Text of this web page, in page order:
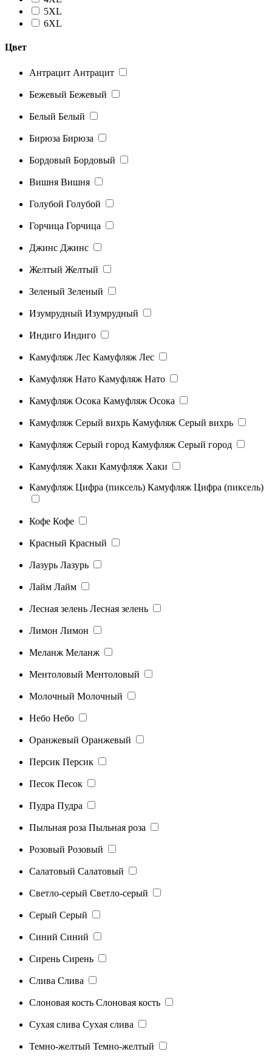
5XL
6XL
Цвет
Антрацит Антрацит
Бежевый Бежевый
Белый Белый
Бирюза Бирюза
Бордовый Бордовый
Вишня Вишня
Голубой Голубой
Горчица Горчица
Джинс Джинс
Желтый Желтый
Зеленый Зеленый
Изумрудный Изумрудный
Индиго Индиго
Камуфляж Лес Камуфляж Лес
Камуфляж Нато Камуфляж Нато
Камуфляж Осока Камуфляж Осока
Камуфляж Серый вихрь Камуфляж Серый вихрь
Камуфляж Серый город Камуфляж Серый город
Камуфляж Хаки Камуфляж Хаки
Камуфляж Цифра (пиксель) Камуфляж Цифра (пиксель)
Кофе Кофе
Красный Красный
Лазурь Лазурь
Лайм Лайм
Лесная зелень Лесная зелень
Лимон Лимон
Меланж Меланж
Ментоловый Ментоловый
Молочный Молочный
Небо Небо
Оранжевый Оранжевый
Персик Персик
Песок Песок
Пудра Пудра
Пыльная роза Пыльная роза
Розовый Розовый
Салатовый Салатовый
Светло-серый Светло-серый
Серый Серый
Синий Синий
Сирень Сирень
Слива Слива
Слоновая кость Слоновая кость
Сухая слива Сухая слива
Темно-желтый Темно-желтый